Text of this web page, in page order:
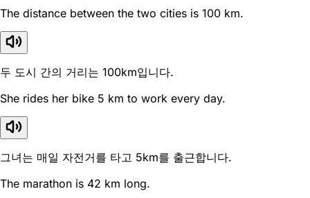
The distance between the two cities is 100 km.
두 도시 간의 거리는 100km입니다.
She rides her bike 5 km to work every day.
그녀는 매일 자전거를 타고 5km를 출근합니다.
The marathon is 42 km long.